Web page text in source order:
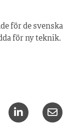
för de svenska
för ny teknik.